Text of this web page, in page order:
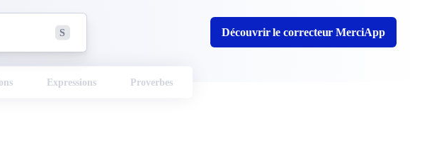
S Découvrir le correcteur MerciApp
Expressions Proverbes